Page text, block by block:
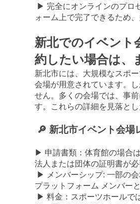
▶ 完全にオンラインのプロ
ォーム上で完了できるため
新北でのイベント
約したい場合は、
新北市には、大規模なスポ
会場が用意されています。
せん。多くの会場では、事
す。これらの詳細を見落と
🔎 新北市イベント会場
▶ 申請書類：体育館の場合
法人または団体の証明書が必
▶ メンバーシップ: 一部の
プラットフォーム メンバー
▶ 料金：スポーツホールで